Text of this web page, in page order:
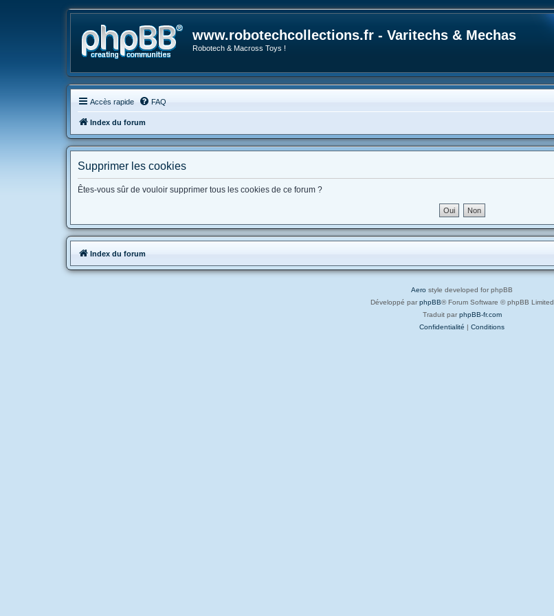
www.robotechcollections.fr - Varitechs & Mechas
Robotech & Macross Toys !
Accès rapide FAQ
Index du forum
Supprimer les cookies
Êtes-vous sûr de vouloir supprimer tous les cookies de ce forum ?
Index du forum
Aero style developed for phpBB
Développé par phpBB® Forum Software © phpBB Limited
Traduit par phpBB-fr.com
Confidentialité | Conditions